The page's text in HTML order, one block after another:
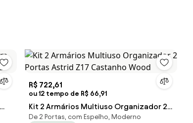
R$ 722,61
ou 12 tempo de R$ 66,91
Kit 2 Armários Multiuso Organizador 2
Portas Astrid Z17 Castanho Wood
De 2 Portas, com Espelho, Moderno